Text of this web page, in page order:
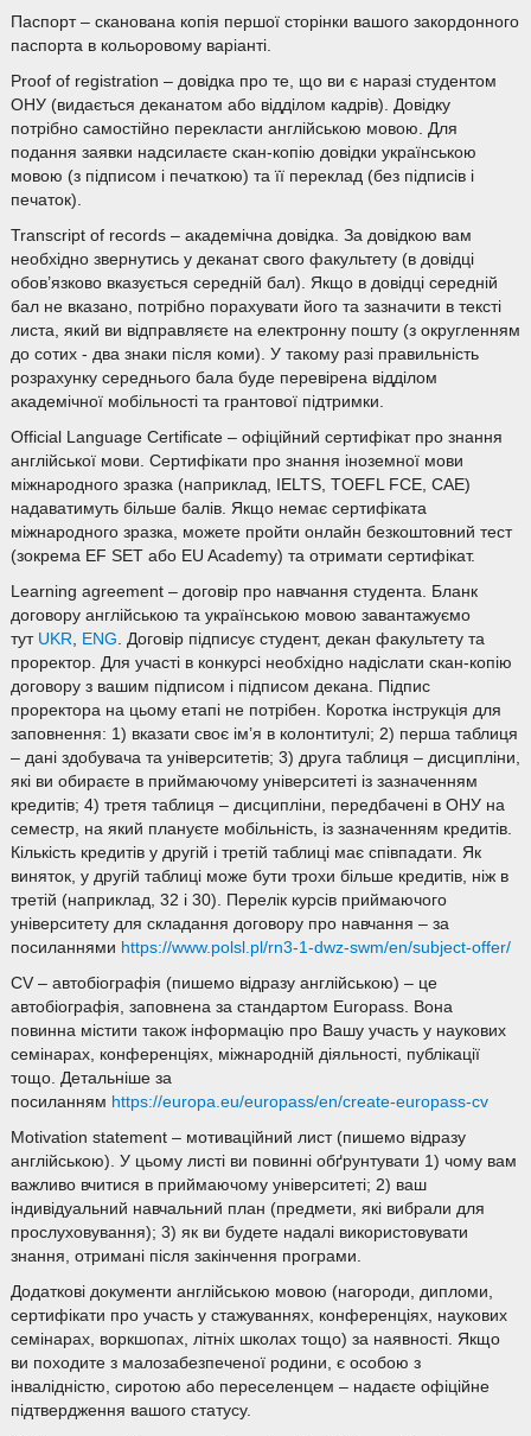
Паспорт – сканована копія першої сторінки вашого закордонного
паспорта в кольоровому варіанті.
Proof of registration – довідка про те, що ви є наразі студентом
ОНУ (видається деканатом або відділом кадрів). Довідку
потрібно самостійно перекласти англійською мовою. Для
подання заявки надсилаєте скан-копію довідки українською
мовою (з підписом і печаткою) та її переклад (без підписів і
печаток).
Transcript of records – академічна довідка. За довідкою вам
необхідно звернутись у деканат свого факультету (в довідці
обов’язково вказується середній бал). Якщо в довідці середній
бал не вказано, потрібно порахувати його та зазначити в тексті
листа, який ви відправляєте на електронну пошту (з округленням
до сотих - два знаки після коми). У такому разі правильність
розрахунку середнього бала буде перевірена відділом
академічної мобільності та грантової підтримки.
Official Language Certificate – офіційний сертифікат про знання
англійської мови. Сертифікати про знання іноземної мови
міжнародного зразка (наприклад, IELTS, TOEFL FCE, CAE)
надаватимуть більше балів. Якщо немає сертифіката
міжнародного зразка, можете пройти онлайн безкоштовний тест
(зокрема EF SET або EU Academy) та отримати сертифікат.
Learning agreement – договір про навчання студента. Бланк
договору англійською та українською мовою завантажуємо
тут UKR, ENG. Договір підписує студент, декан факультету та
проректор. Для участі в конкурсі необхідно надіслати скан-копію
договору з вашим підписом і підписом декана. Підпис
проректора на цьому етапі не потрібен. Коротка інструкція для
заповнення: 1) вказати своє ім’я в колонтитулі; 2) перша таблиця
– дані здобувача та університетів; 3) друга таблиця – дисципліни,
які ви обираєте в приймаючому університеті із зазначенням
кредитів; 4) третя таблиця – дисципліни, передбачені в ОНУ на
семестр, на який плануєте мобільність, із зазначенням кредитів.
Кількість кредитів у другій і третій таблиці має співпадати. Як
виняток, у другій таблиці може бути трохи більше кредитів, ніж в
третій (наприклад, 32 і 30). Перелік курсів приймаючого
університету для складання договору про навчання – за
посиланнями https://www.polsl.pl/rn3-1-dwz-swm/en/subject-offer/
CV – автобіографія (пишемо відразу англійською) – це
автобіографія, заповнена за стандартом Europass. Вона
повинна містити також інформацію про Вашу участь у наукових
семінарах, конференціях, міжнародній діяльності, публікації
тощо. Детальніше за
посиланням https://europa.eu/europass/en/create-europass-cv
Motivation statement – мотиваційний лист (пишемо відразу
англійською). У цьому листі ви повинні обґрунтувати 1) чому вам
важливо вчитися в приймаючому університеті; 2) ваш
індивідуальний навчальний план (предмети, які вибрали для
прослуховування); 3) як ви будете надалі використовувати
знання, отримані після закінчення програми.
Додаткові документи англійською мовою (нагороди, дипломи,
сертифікати про участь у стажуваннях, конференціях, наукових
семінарах, воркшопах, літніх школах тощо) за наявності. Якщо
ви походите з малозабезпеченої родини, є особою з
інвалідністю, сиротою або переселенцем – надаєте офіційне
підтвердження вашого статусу.